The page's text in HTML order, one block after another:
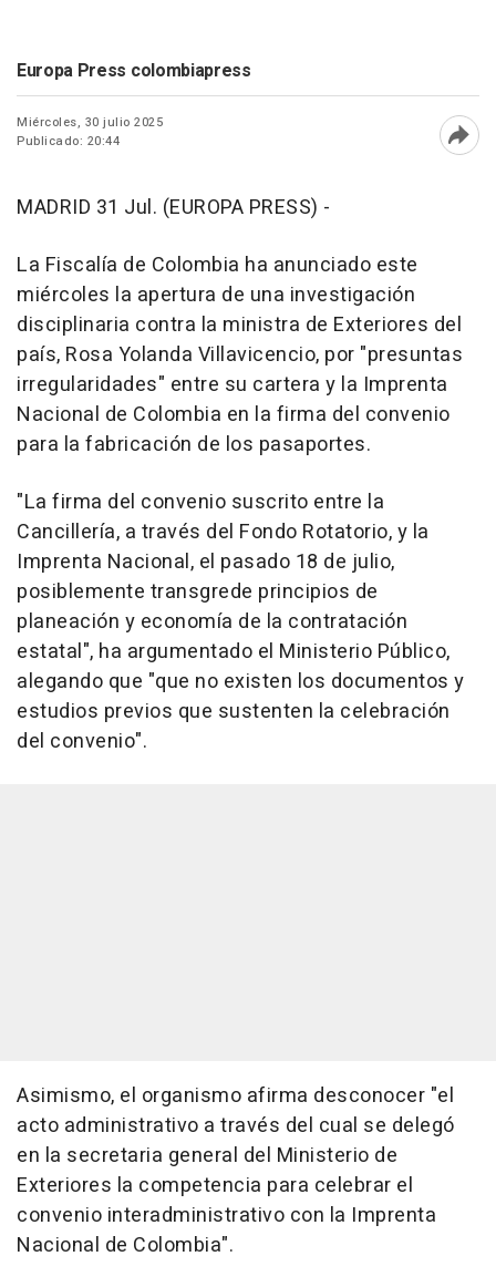
Europa Press colombiapress
Miércoles, 30 julio 2025
Publicado: 20:44
MADRID 31 Jul. (EUROPA PRESS) -
La Fiscalía de Colombia ha anunciado este
miércoles la apertura de una investigación
disciplinaria contra la ministra de Exteriores del
país, Rosa Yolanda Villavicencio, por "presuntas
irregularidades" entre su cartera y la Imprenta
Nacional de Colombia en la firma del convenio
para la fabricación de los pasaportes.
"La firma del convenio suscrito entre la
Cancillería, a través del Fondo Rotatorio, y la
Imprenta Nacional, el pasado 18 de julio,
posiblemente transgrede principios de
planeación y economía de la contratación
estatal", ha argumentado el Ministerio Público,
alegando que "que no existen los documentos y
estudios previos que sustenten la celebración
del convenio".
Asimismo, el organismo afirma desconocer "el
acto administrativo a través del cual se delegó
en la secretaria general del Ministerio de
Exteriores la competencia para celebrar el
convenio interadministrativo con la Imprenta
Nacional de Colombia".